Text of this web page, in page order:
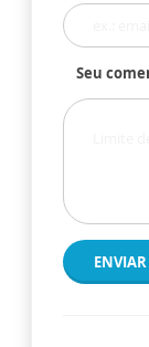
Seu
ENVIAR